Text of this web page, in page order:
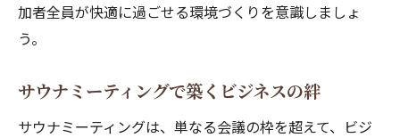
加者全員が快適に過ごせる環境づくりを意識しましょ
う。
サウナミーティングで築くビジネスの絆
サウナミーティングは、単なる会議の枠を超えて、ビジ